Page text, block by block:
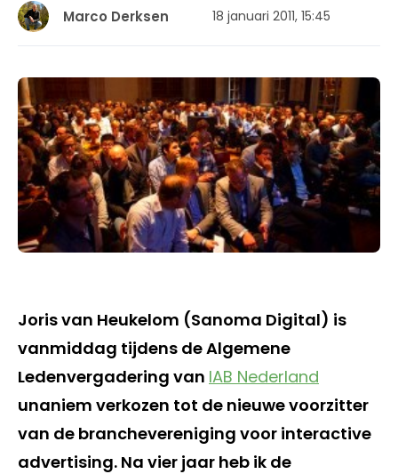
Marco Derksen 18 januari 2011, 15:45
Joris van Heukelom (Sanoma Digital) is
vanmiddag tijdens de Algemene
Ledenvergadering van IAB Nederland
unaniem verkozen tot de nieuwe voorzitter
van de branchevereniging voor interactive
advertising. Na vier jaar heb ik de